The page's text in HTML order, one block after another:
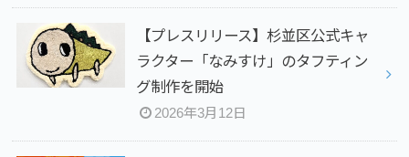
【プレスリリース】杉並区公式キャ
ラクター「なみすけ」のタフティン
グ制作を開始
2026年3月12日